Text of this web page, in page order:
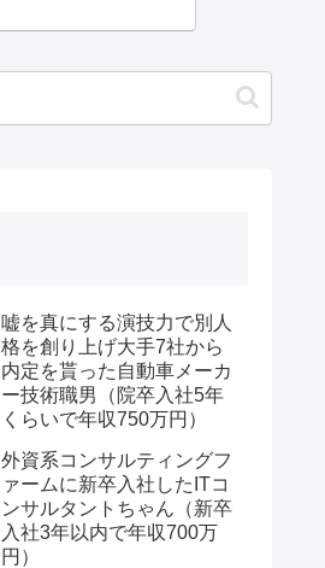
嘘を真にする演技力で別人
格を創り上げ大手7社から
内定を貰った自動車メーカ
ー技術職男（院卒入社5年
くらいで年収750万円）
外資系コンサルティングフ
ァームに新卒入社したITコ
ンサルタントちゃん（新卒
入社3年以内で年収700万
円）